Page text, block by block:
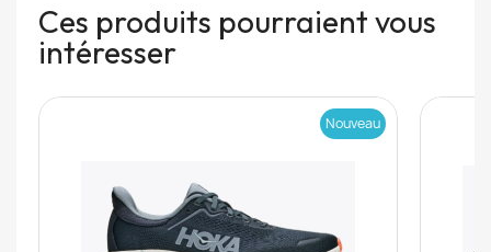
Ces produits pourraient vous
intéresser
Nouveau